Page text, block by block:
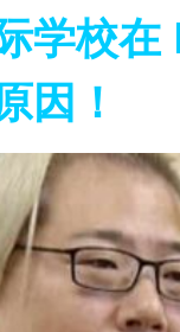
学校
因！